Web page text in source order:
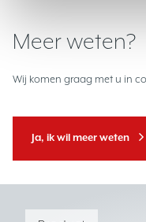
Meer weten?
Wij komen graag met u in
Ja, ik wil meer weten